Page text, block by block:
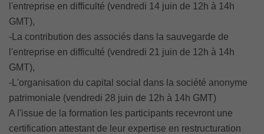
l'entreprise en difficulté (vendredi 14 juin de 12h à 14h
GMT),
-La contribution des associés dans la sauvegarde de
l'entreprise en difficulté (vendredi 21 juin de 12h à 14h
GMT),
-L'organisation du capital social dans la société anonyme
patrimoniale (vendredi 28 juin de 12h à 14h GMT)
A l'issue de la formation les participants recevront une
certification attestant de leur expertise en restructuration